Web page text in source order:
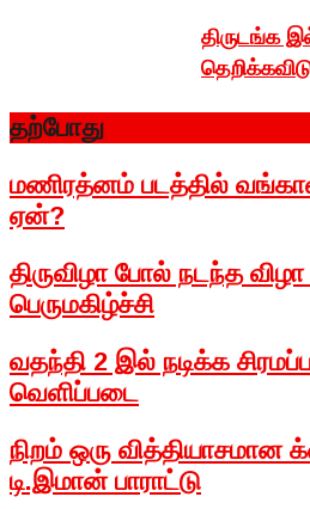
திருடங்க
தற்போது
மணிரத்னம் படத்தில்
ஏன்?
திருவிழா போல் நடந்த
பெருமகிழ்ச்சி
வதந்தி 2 இல் நடிக்க
வெளிப்படை
நிறம் ஒரு வித்தியாசமான
டி.இமான் பாராட்டு